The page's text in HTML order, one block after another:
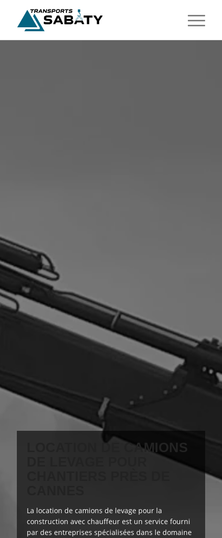
LOCATION DE CAMIONS
La location de camions de levage pour la
construction avec chauffeur est un service fourni
par des entreprises spécialisées dans le domaine